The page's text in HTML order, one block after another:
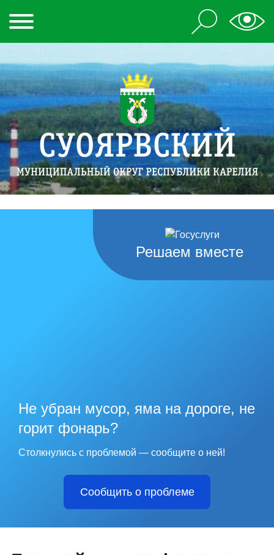
Решаем вместе
Не убран мусор, яма на дороге, не
горит фонарь?
Столкнулись с проблемой — сообщите о ней!
Сообщить о проблеме